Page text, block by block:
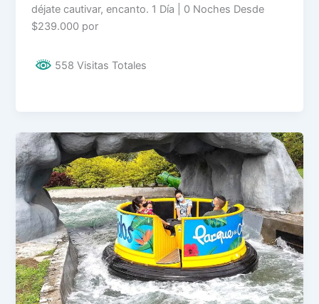
déjate cautivar, encanto. 1 Día | 0 Noches Desde
$239.000 por
558 Visitas Totales